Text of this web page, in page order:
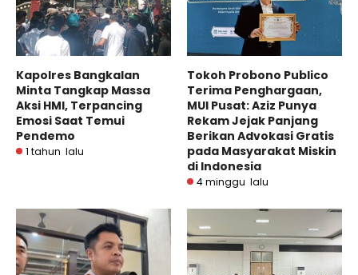
Kapolres Bangkalan
Minta Tangkap Massa
Aksi HMI, Terpancing
Emosi Saat Temui
Pendemo
1 tahun lalu
Tokoh Probono Publico
Terima Penghargaan,
MUI Pusat: Aziz Punya
Rekam Jejak Panjang
Berikan Advokasi Gratis
pada Masyarakat Miskin
di Indonesia
4 minggu lalu